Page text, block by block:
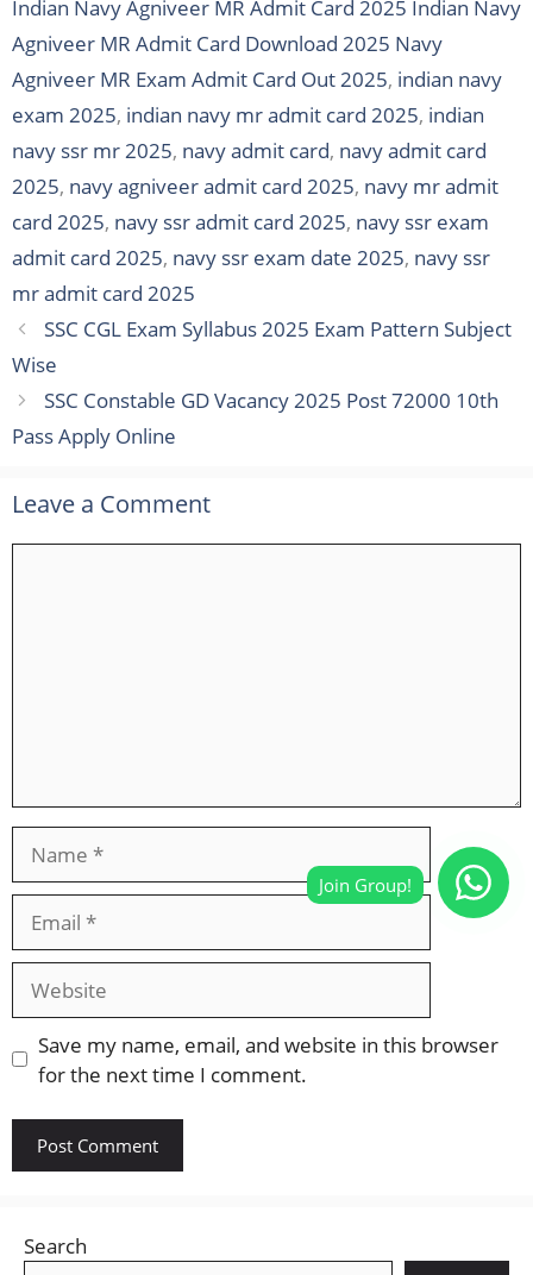
Indian Navy Agniveer MR Admit Card 2025 Indian Navy
Agniveer MR Admit Card Download 2025 Navy
Agniveer MR Exam Admit Card Out 2025, indian navy
exam 2025, indian navy mr admit card 2025, indian
navy ssr mr 2025, navy admit card, navy admit card
2025, navy agniveer admit card 2025, navy mr admit
card 2025, navy ssr admit card 2025, navy ssr exam
admit card 2025, navy ssr exam date 2025, navy ssr
mr admit card 2025
SSC CGL Exam Syllabus 2025 Exam Pattern Subject
Wise
SSC Constable GD Vacancy 2025 Post 72000 10th
Pass Apply Online
Leave a Comment
Website
Save my name, email, and website in this browser
for the next time I comment.
Search